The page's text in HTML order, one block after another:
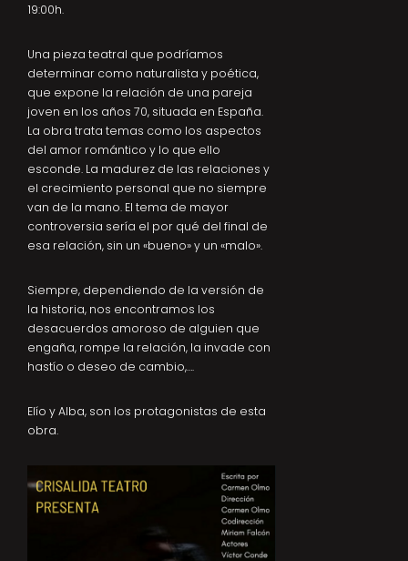
19:00h.
Una pieza teatral que podríamos
determinar como naturalista y poética,
que expone la relación de una pareja
joven en los años 70, situada en España.
La obra trata temas como los aspectos
del amor romántico y lo que ello
esconde. La madurez de las relaciones y
el crecimiento personal que no siempre
van de la mano. El tema de mayor
controversia sería el por qué del final de
esa relación, sin un «bueno» y un «malo».
Siempre, dependiendo de la versión de
la historia, nos encontramos los
desacuerdos amoroso de alguien que
engaña, rompe la relación, la invade con
hastío o deseo de cambio,….
Elío y Alba, son los protagonistas de esta
obra.